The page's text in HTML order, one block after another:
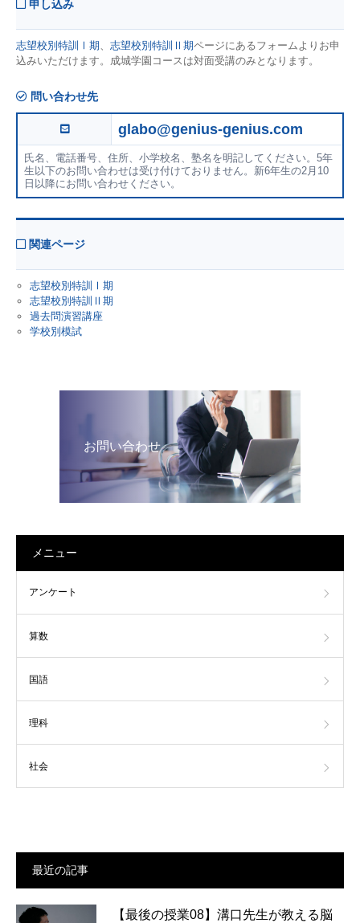
申し込み
志望校別特訓Ⅰ期、 志望校別特訓Ⅱ期ページにあるフォームよりお申
込みいただけます。成城学園コースは対面受講のみとなります。
問い合わせ先
glabo@genius-genius.com
氏名、電話番号、住所、小学校名、塾名を明記してください。5年
生以下のお問い合わせは受け付けておりません。新6年生の2月10
日以降にお問い合わせください。
関連ページ
志望校別特訓Ⅰ期
志望校別特訓Ⅱ期
過去問演習講座
学校別模試
お問い合わせ
メニュー
アンケート
算数
国語
理科
社会
最近の記事
【最後の授業08】溝口先生が教える脳